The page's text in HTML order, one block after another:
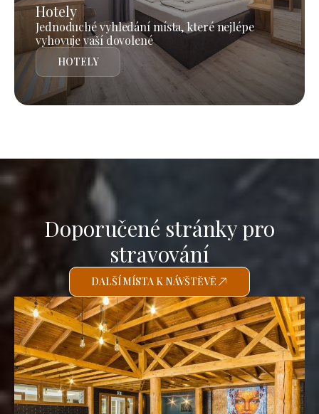
Hotely
Jednoduché vyhledání místa, které nejlépe
vyhovuje vaší dovolené
HOTELY
Doporučené stránky pro
stravování
DALŠÍ MÍSTA K NÁVŠTĚVĚ